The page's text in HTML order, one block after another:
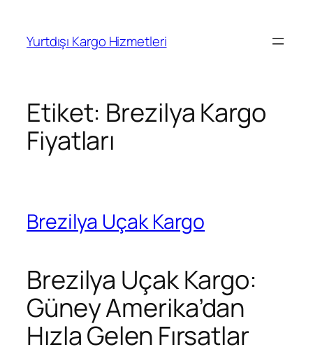
Yurtdışı Kargo Hizmetleri
Etiket: Brezilya Kargo
Fiyatları
Brezilya Uçak Kargo
Brezilya Uçak Kargo:
Güney Amerika’dan
Hızla Gelen Fırsatlar